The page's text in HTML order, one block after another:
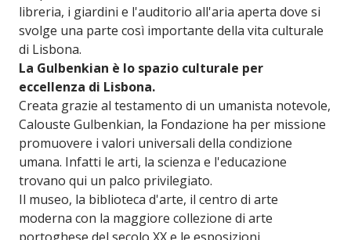
libreria, i giardini e l'auditorio all'aria aperta dove si
svolge una parte così importante della vita culturale
di Lisbona.
La Gulbenkian è lo spazio culturale per
eccellenza di Lisbona.
Creata grazie al testamento di un umanista notevole,
Calouste Gulbenkian, la Fondazione ha per missione
promuovere i valori universali della condizione
umana. Infatti le arti, la scienza e l'educazione
trovano qui un palco privilegiato.
Il museo, la biblioteca d'arte, il centro di arte
moderna con la maggiore collezione di arte